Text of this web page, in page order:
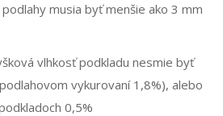
musia byť menšie ako 3 mm
vlhkosť podkladu nesmie byť
vykurovaní 1,8%), alebo
0,5%